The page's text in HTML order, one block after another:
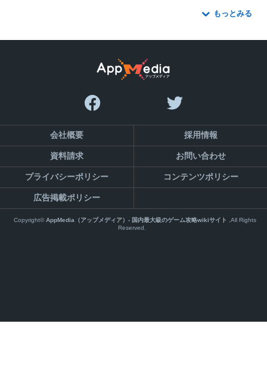
もっとみる
会社概要 採用情報
資料請求 お問い合わせ
プライバシーポリシー コンテンツポリシー
広告掲載ポリシー
Copyright©AppMedia（アップメディア）- 国内最大級のゲーム攻略wikiサイト
,All Rights
Reserved.